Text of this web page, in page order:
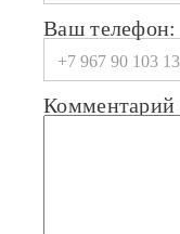
Ваш телефон:
Комментарий